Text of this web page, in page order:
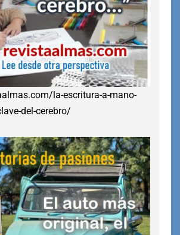
la-escritura-a-mano-
del-cerebro/